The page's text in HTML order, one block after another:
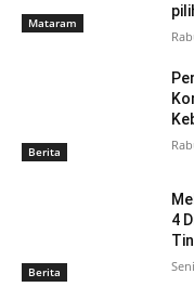
Mataram
Berita
Berita
4